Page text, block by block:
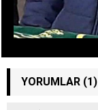
YORUMLAR (1)